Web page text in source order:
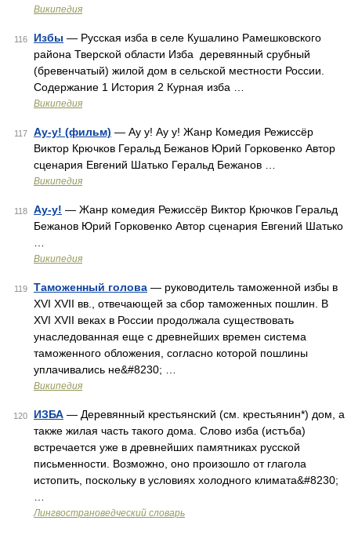
Википедия
116 Избы — Русская изба в селе Кушалино Рамешковского
района Тверской области Изба деревянный срубный
(бревенчатый) жилой дом в сельской местности России.
Содержание 1 История 2 Курная изба …
Википедия
117 Ау-у! (фильм) — Ау у! Ау у! Жанр Комедия Режиссёр
Виктор Крючков Геральд Бежанов Юрий Горковенко Автор
сценария Евгений Шатько Геральд Бежанов …
Википедия
118 Ау-у! — Жанр комедия Режиссёр Виктор Крючков Геральд
Бежанов Юрий Горковенко Автор сценария Евгений Шатько
Википедия
119 Таможенный голова — руководитель таможенной избы в
XVI XVII вв., отвечающей за сбор таможенных пошлин. В
XVI XVII веках в России продолжала существовать
унаследованная еще с древнейших времен система
таможенного обложения, согласно которой пошлины
уплачивались не&#8230; …
Википедия
120 ИЗБА — Деревянный крестьянский (см. крестьянин*) дом, а
также жилая часть такого дома. Слово изба (истъба)
встречается уже в древнейших памятниках русской
письменности. Возможно, оно произошло от глагола
истопить, поскольку в условиях холодного климата&#8230;
Лингвострановедческий словарь